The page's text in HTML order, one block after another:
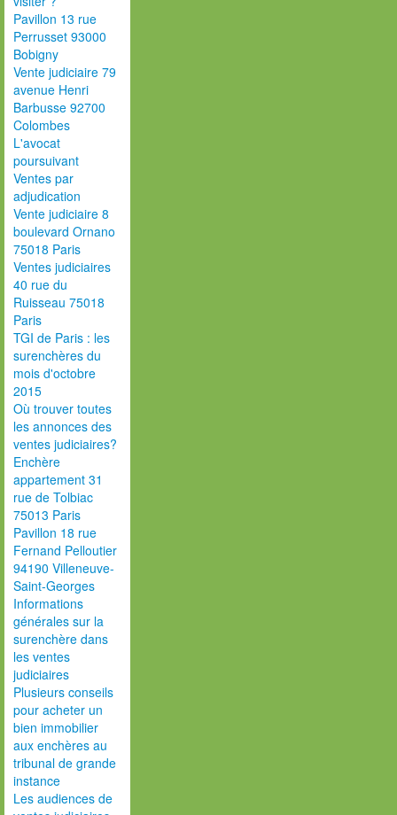
Pavillon 13 rue
Perrusset 93000
Bobigny
Vente judiciaire 79
avenue Henri
Barbusse 92700
Colombes
L'avocat
poursuivant
Ventes par
adjudication
Vente judiciaire 8
boulevard Ornano
75018 Paris
Ventes judiciaires
40 rue du
Ruisseau 75018
Paris
TGI de Paris : les
surenchères du
mois d'octobre
2015
Où trouver toutes
les annonces des
ventes judiciaires?
Enchère
appartement 31
rue de Tolbiac
75013 Paris
Pavillon 18 rue
Fernand Pelloutier
94190 Villeneuve-
Saint-Georges
Informations
générales sur la
surenchère dans
les ventes
judiciaires
Plusieurs conseils
pour acheter un
bien immobilier
aux enchères au
tribunal de grande
instance
Les audiences de